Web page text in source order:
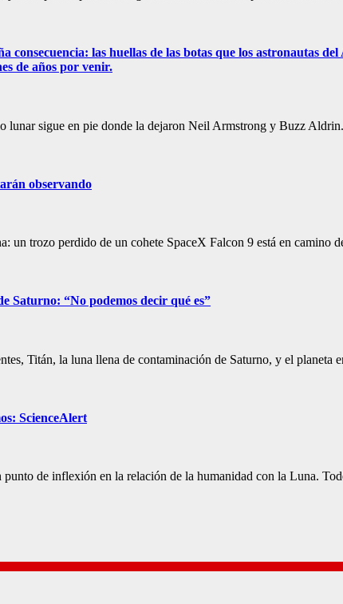
las huellas de las botas que los astronautas
de años por venir.
sigue en pie donde la dejaron Neil Armstrong y Buzz
observando
un trozo perdido de un cohete SpaceX Falcon 9 está en camino
Saturno: “No podemos decir qué es”
Titán, la luna llena de contaminación de Saturno, y el planeta
ScienceAlert
de inflexión en la relación de la humanidad con la Luna.